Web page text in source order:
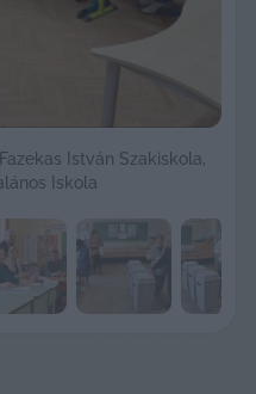
István Szakiskola,
Iskola